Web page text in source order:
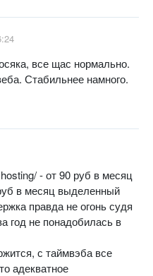
все щас нормально.
Стабильнее намного.
- от 90 руб в месяц
в месяц выделенный
правда не огонь судя
год не понадобилась в
с таймвэба все
адекватное